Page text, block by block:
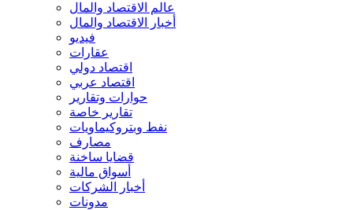
عالم الاقتصاد والمال
أخبار الاقتصاد والمال
فيديو
عقارات
اقتصاد دولي
اقتصاد عربي
حوارات وتقارير
تقارير خاصة
نفط وبتروكيماويات
مصارف
قضايا ساخنة
أسواق مالية
أخبار الشركات
مدونات